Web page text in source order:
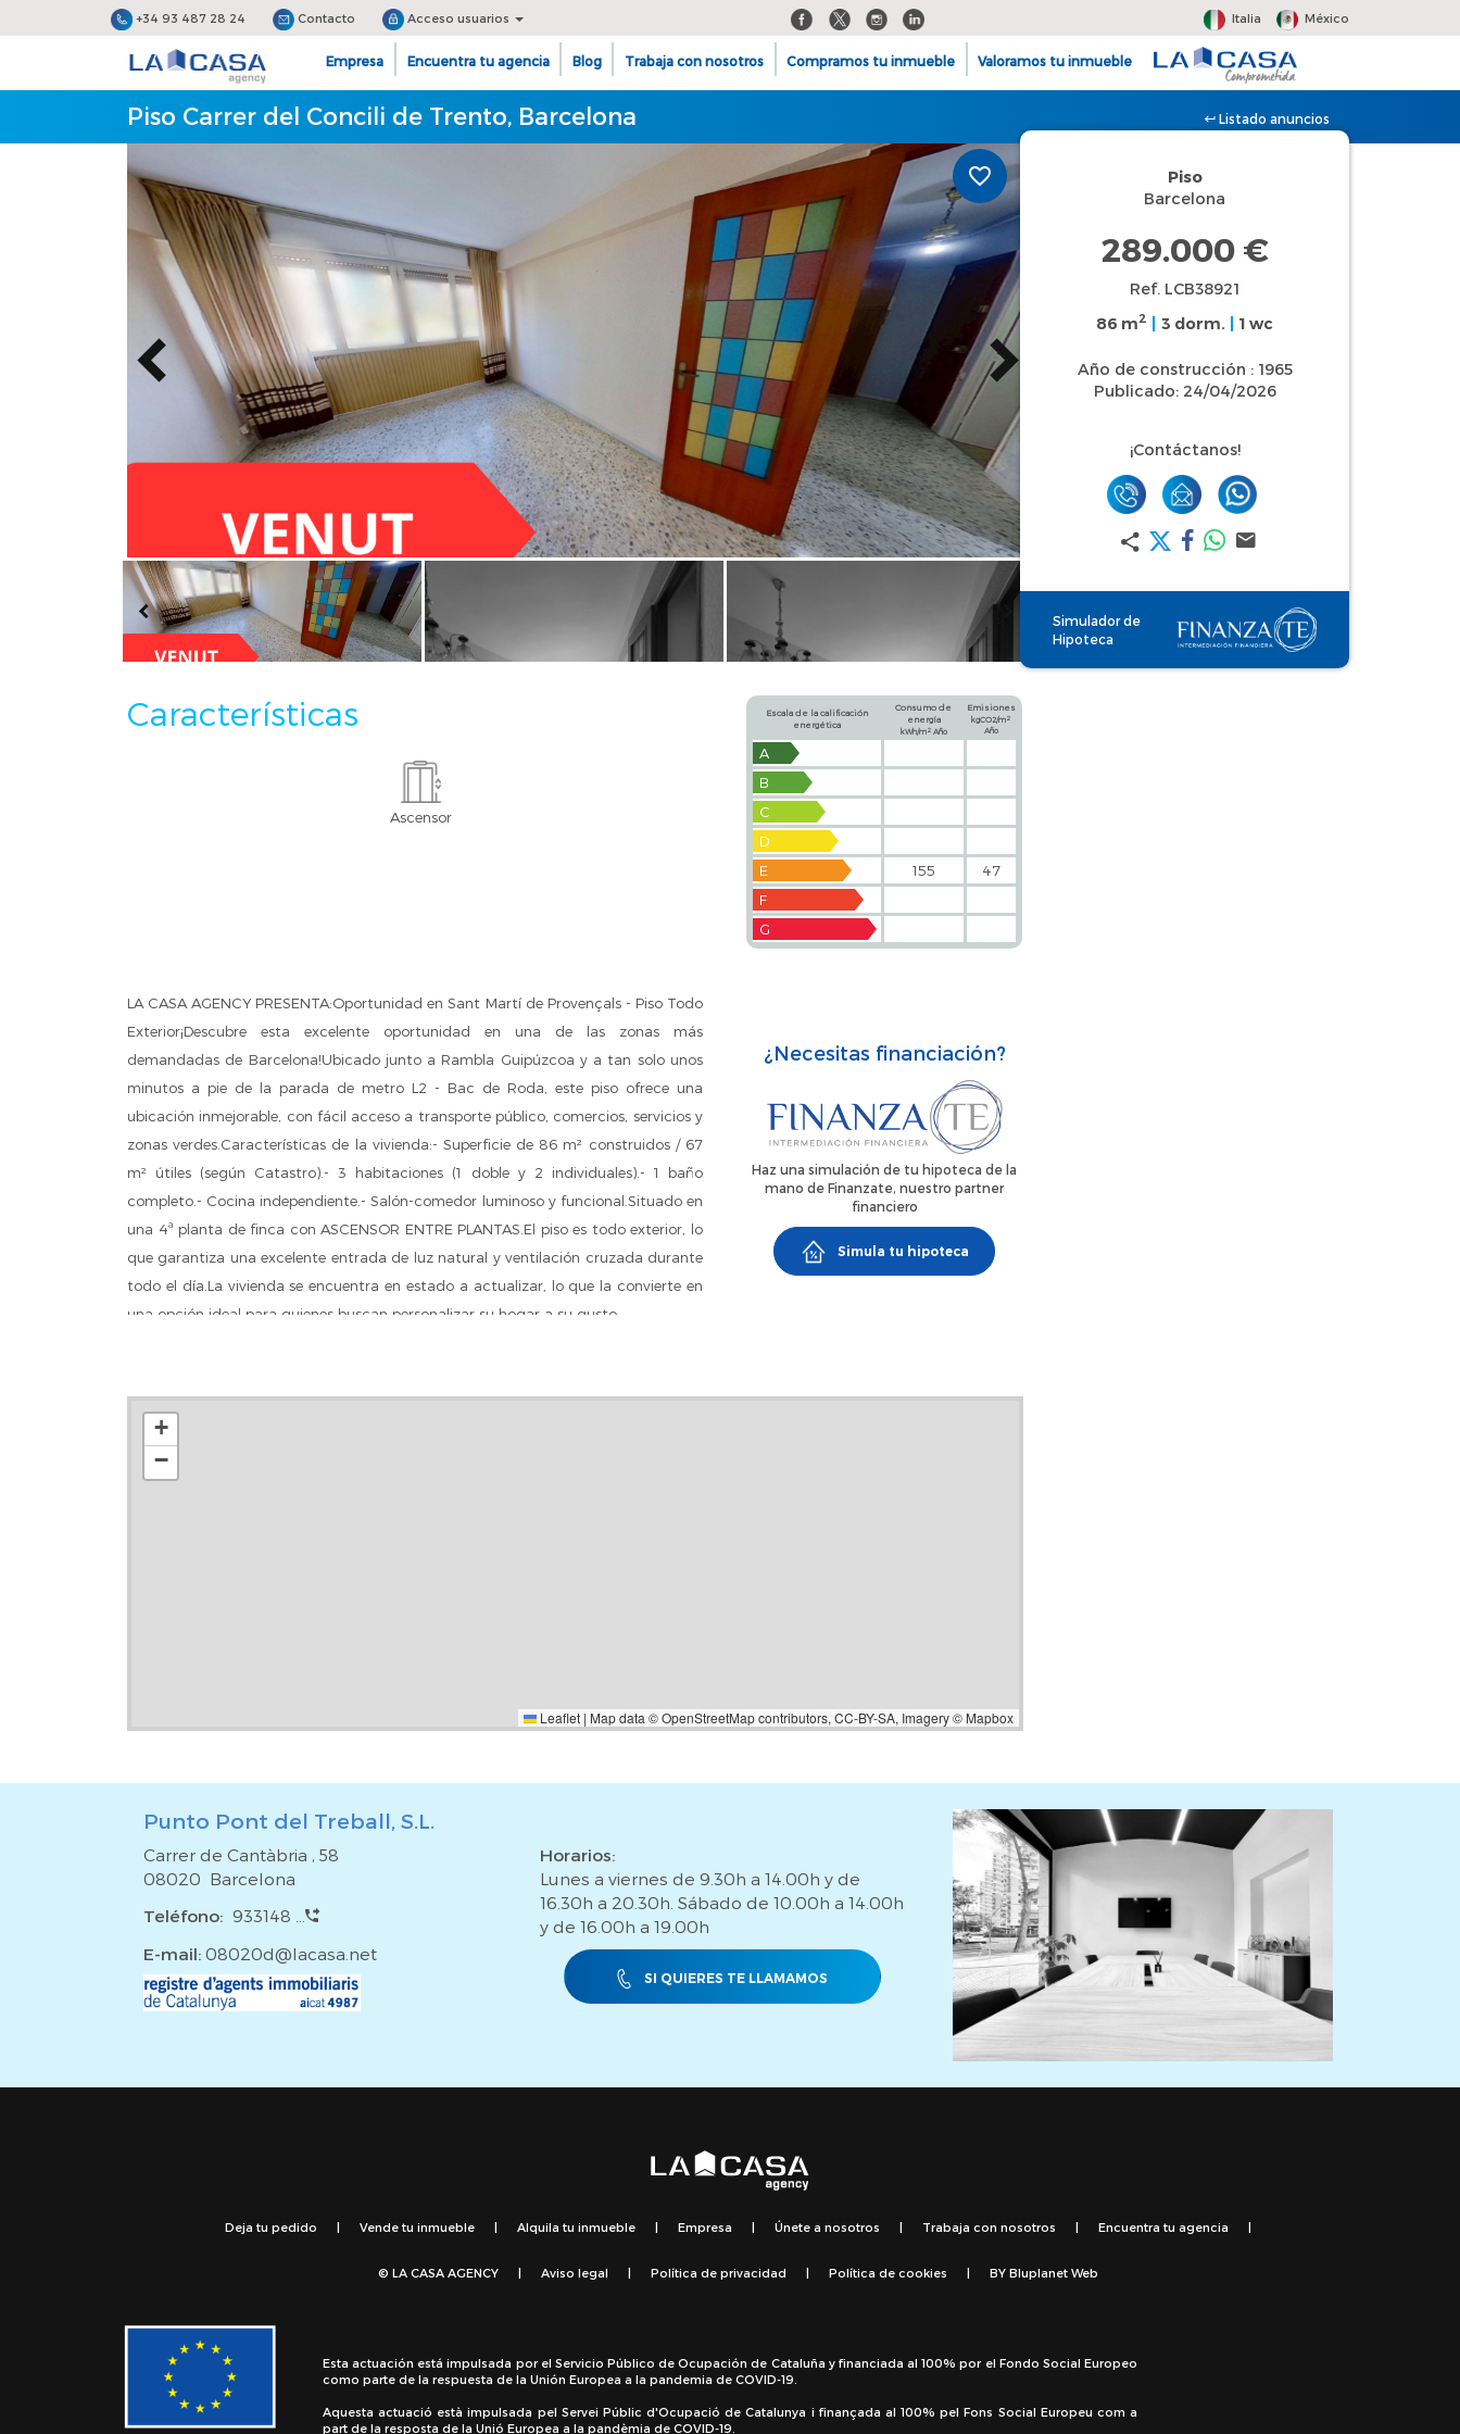
+34 93 487 28 24 Contacto Acceso usuarios Italia México
Empresa Encuentra tu agencia Blog Trabaja con nosotros Compramos tu inmueble Valoramos tu inmueble
Piso Carrer del Concili de Trento, Barcelona Listado anuncios
Características
Ascensor
Escala de la calificación
energética
Consumo de
energía
kWh/m2Año
Emisiones
kgCO2/m2
Año
A
B
C
D
E
155
47
F
G
LA CASA AGENCY PRESENTA:Oportunidad en Sant Martí de Provençals - Piso Todo
Exterior¡Descubre esta excelente oportunidad en una de las zonas más
demandadas de Barcelona!Ubicado junto a Rambla Guipúzcoa y a tan solo unos
minutos a pie de la parada de metro L2 - Bac de Roda, este piso ofrece una
ubicación inmejorable, con fácil acceso a transporte público, comercios, servicios y
zonas verdes.Características de la vivienda:- Superficie de 86 m² construidos / 67
m² útiles (según Catastro).- 3 habitaciones (1 doble y 2 individuales).- 1 baño
completo.- Cocina independiente.- Salón-comedor luminoso y funcional.Situado en
una 4ª planta de finca con ASCENSOR ENTRE PLANTAS.El piso es todo exterior, lo
que garantiza una excelente entrada de luz natural y ventilación cruzada durante
todo el día.La vivienda se encuentra en estado a actualizar, lo que la convierte en
una opción ideal para quienes buscan personalizar su hogar a su gusto.
¿Necesitas financiación?
Haz una simulación de tu hipoteca de la
mano de Finanzate, nuestro partner
financiero
Simula tu hipoteca
+
−
Leaflet | Map data ©OpenStreetMapcontributors, CC-BY-SA, Imagery © Mapbox
Piso
Barcelona
289.000 €
Ref. LCB38921
86 m2 3 dorm. 1 wc
Año de construcción : 1965
Publicado: 24/04/2026
¡Contáctanos!
Simulador de
Hipoteca
Punto Pont del Treball, S.L.
Carrer de Cantàbria , 58
08020 Barcelona
Teléfono: 933148 ...
E-mail: 08020d@lacasa.net
Horarios:
Lunes a viernes de 9.30h a 14.00h y de
16.30h a 20.30h. Sábado de 10.00h a 14.00h
y de 16.00h a 19.00h
SI QUIERES TE LLAMAMOS
Deja tu pedido Vende tu inmueble Alquila tu inmueble Empresa Únete a nosotros Trabaja con nosotros Encuentra tu agencia
© LA CASA AGENCY Aviso legal Política de privacidad Política de cookies BY Bluplanet Web
Esta actuación está impulsada por el Servicio Público de Ocupación de Cataluña y financiada al 100% por el Fondo Social Europeo
como parte de la respuesta de la Unión Europea a la pandemia de COVID-19.
Aquesta actuació està impulsada pel Servei Públic d'Ocupació de Catalunya i finançada al 100% pel Fons Social Europeu com a
part de la resposta de la Unió Europea a la pandèmia de COVID-19.